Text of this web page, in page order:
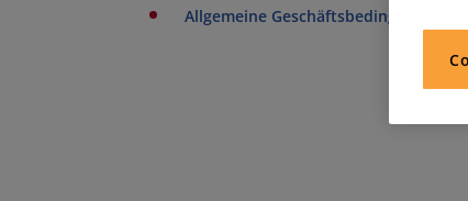
Allgemeine Geschäftsbedingungen